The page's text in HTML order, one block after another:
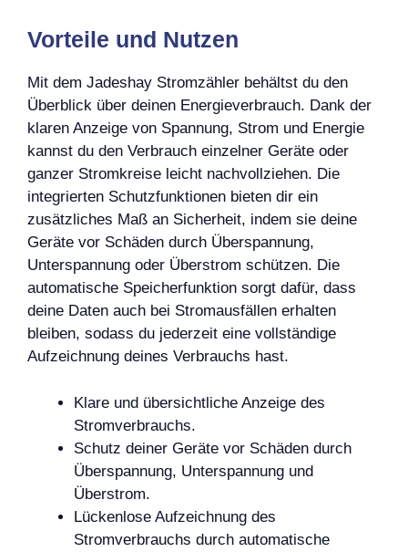
Vorteile und Nutzen
Mit dem Jadeshay Stromzähler behältst du den
Überblick über deinen Energieverbrauch. Dank der
klaren Anzeige von Spannung, Strom und Energie
kannst du den Verbrauch einzelner Geräte oder
ganzer Stromkreise leicht nachvollziehen. Die
integrierten Schutzfunktionen bieten dir ein
zusätzliches Maß an Sicherheit, indem sie deine
Geräte vor Schäden durch Überspannung,
Unterspannung oder Überstrom schützen. Die
automatische Speicherfunktion sorgt dafür, dass
deine Daten auch bei Stromausfällen erhalten
bleiben, sodass du jederzeit eine vollständige
Aufzeichnung deines Verbrauchs hast.
Klare und übersichtliche Anzeige des
Stromverbrauchs.
Schutz deiner Geräte vor Schäden durch
Überspannung, Unterspannung und
Überstrom.
Lückenlose Aufzeichnung des
Stromverbrauchs durch automatische